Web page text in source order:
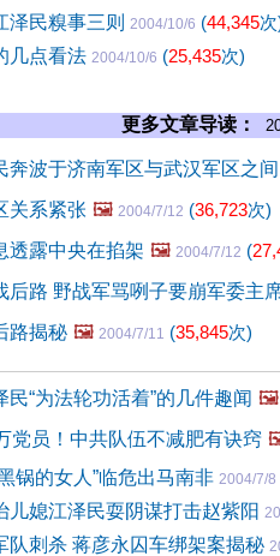
泽民糗事三则 2004/10/6 (44,345
几点看法 2004/10/6 (25,435次)
更多文章导读：
奔波于济南军区与武汉军区之间
关系紧张 🖼️ 2004/7/12 (36,723次)
透露中央在掐架 🖼️ 2004/7/12 (
后路 野战军骂咧子要崩军委主
路揭秘 🖼️ 2004/7/11 (35,845次)
“为法轮功活着”的几件趣闻 🖼️
党员！中共队伍不减肥有诀窍
锅的女人”临危出马南非 2004/7/8
儿媳江泽民耍阴谋打击赵紫阳
队刺杀 蒋彦永囚车绑架案揭秘